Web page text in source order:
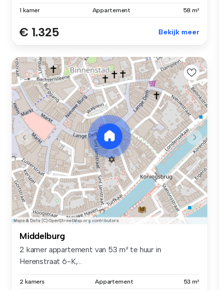
1 kamer Appartement 58 m²
€ 1.325 Bekijk meer
Middelburg
2 kamer appartement van 53 m² te huur in
Herenstraat 6-K,...
2 kamers Appartement 53 m²